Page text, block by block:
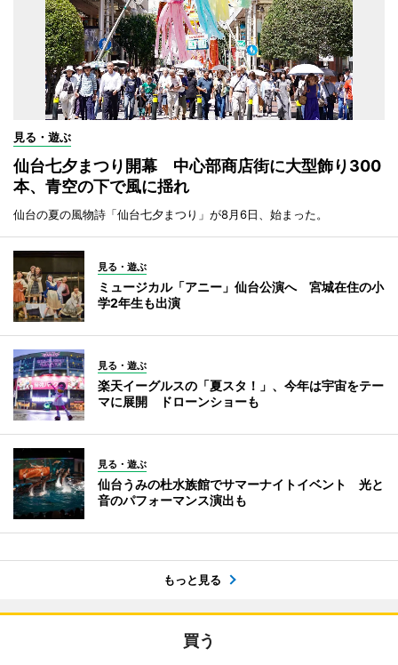
見る・遊ぶ
仙台七夕まつり開幕 中心部商店街に大型飾り300
本、青空の下で風に揺れ
仙台の夏の風物詩「仙台七夕まつり」が8月6日、始まった。
見る・遊ぶ
ミュージカル「アニー」仙台公演へ 宮城在住の小
学2年生も出演
見る・遊ぶ
楽天イーグルスの「夏スタ！」、今年は宇宙をテー
マに展開 ドローンショーも
見る・遊ぶ
仙台うみの杜水族館でサマーナイトイベント 光と
音のパフォーマンス演出も
もっと見る
買う